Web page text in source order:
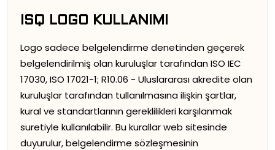
ISQ LOGO KULLANIMI
Logo sadece belgelendirme denetinden geçerek
belgelendirilmiş olan kuruluşlar tarafından ISO IEC
17030, ISO 17021-1; R10.06 - Uluslararası akredite olan
kuruluşlar tarafından tullanılmasına ilişkin şartlar,
kural ve standartlarının gereklilikleri karşılanmak
suretiyle kullanılabilir. Bu kurallar web sitesinde
duyurulur, belgelendirme sözleşmesinin